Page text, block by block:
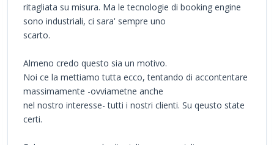
ritagliata su misura. Ma le tecnologie di booking engine
sono industriali, ci sara' sempre uno
scarto.
Almeno credo questo sia un motivo.
Noi ce la mettiamo tutta ecco, tentando di accontentare
massimamente -ovviametne anche
nel nostro interesse- tutti i nostri clienti. Su qeusto state
certi.